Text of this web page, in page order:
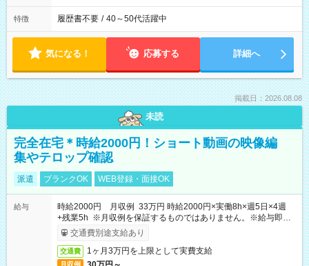
特徴 履歴書不要 / 40～50代活躍中
気になる！ 応募する 詳細へ
掲載日：2026.08.08
未読
完全在宅＊時給2000円！ショート動画の映像編
集やテロップ確認
派遣 ブランクOK WEB登録・面接OK
給与
時給2000円 月収例 33万円 時給2000円×実働8h×週5日×4週
+残業5h ※月収例を保証するものではありません。※給与即受
取りサービス利用可（利用条件有）
交通費別途支給あり
交通費 1ヶ月3万円を上限として実費支給
月収例